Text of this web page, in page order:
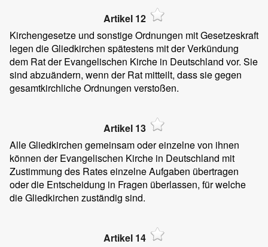
Artikel 12
Kirchengesetze und sonstige Ordnungen mit Gesetzeskraft
legen die Gliedkirchen spätestens mit der Verkündung
dem Rat der Evangelischen Kirche in Deutschland vor. Sie
sind abzuändern, wenn der Rat mitteilt, dass sie gegen
gesamtkirchliche Ordnungen verstoßen.
Artikel 13
Alle Gliedkirchen gemeinsam oder einzelne von ihnen
können der Evangelischen Kirche in Deutschland mit
Zustimmung des Rates einzelne Aufgaben übertragen
oder die Entscheidung in Fragen überlassen, für welche
die Gliedkirchen zuständig sind.
Artikel 14